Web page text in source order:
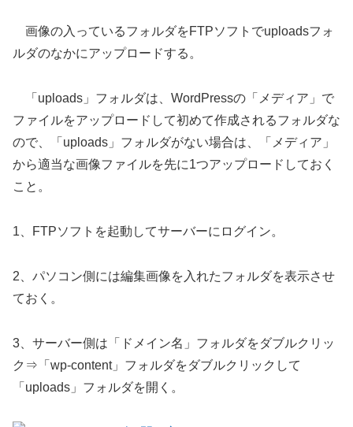
画像の入っているフォルダをFTPソフトでuploadsフォ
ルダのなかにアップロードする。
「uploads」フォルダは、WordPressの「メディア」で
ファイルをアップロードして初めて作成されるフォルダな
ので、「uploads」フォルダがない場合は、「メディア」
から適当な画像ファイルを先に1つアップロードしておく
こと。
1、FTPソフトを起動してサーバーにログイン。
2、パソコン側には編集画像を入れたフォルダを表示させ
ておく。
3、サーバー側は「ドメイン名」フォルダをダブルクリッ
ク⇒「wp-content」フォルダをダブルクリックして
「uploads」フォルダを開く。